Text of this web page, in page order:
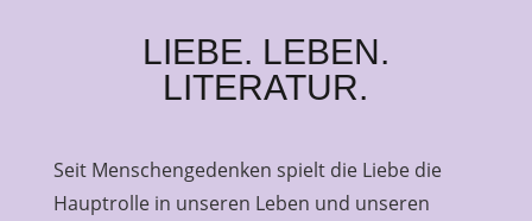
LIEBE. LEBEN.
LITERATUR.
Seit Menschengedenken spielt die Liebe die
Hauptrolle in unseren Leben und unseren